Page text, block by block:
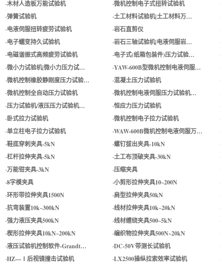
·木材人造板万能试验机 ·微机控制电子式扭转试验机
·弹簧试验机 ·土工材料试验机|土工材料万…
·电液伺服扭转疲劳试验机 ·岩石直剪仪
·电子蠕变持久试验机 ·岩石三轴试验机|电液伺服岩…
·电磁谐振式高频疲劳试验机 ·电子式(纸箱包装件)压力试验…
·微小力试验机|微小力压力试… ·YAW-600B型微机控制电液伺服…
·微机控制橡胶静刚度压力试验… ·混凝土压力试验机
·微机控制全自动压力试验机 ·微机控制电液伺服压力试验机…
·压力试验机/液压压力试验机… ·恒应力压力试验机
·卧式拉力试验机 ·微机控制电子拉力试验机
·单立柱电子拉力试验机 ·WAW-600B微机控制电液伺服万…
·鞋底穿刺夹具-5kN ·螺钉拔出夹具-10kN
·杠杆拉伸夹具-5kN ·土工布顶破夹具-30kN
·万能钳夹具-3kN ·压缩夹具
·8字模夹具 ·小剪形拉伸夹具10~200N
·环形带拉伸夹具1500N ·肩型拉伸夹具50kN
·抗弯装置10k~300kN ·线材拉伸夹具10k~20kN
·强力液压夹具500kN ·线材缠绕夹具500~5kN
·楔形拉伸夹具10kN~200kN ·编织物拉伸夹具500N~20kN
·液压试验机控制软件-Grandt… ·DC-50V带测长试验机
·HZ—Ⅰ后视镜撞击试验机 ·LX2500操纵拉索效率试验机